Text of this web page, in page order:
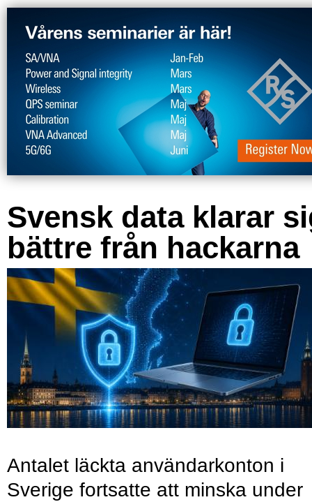
Svensk data klarar
bättre från hackarna
Antalet läckta användarkonton i
Sverige fortsatte att minska under